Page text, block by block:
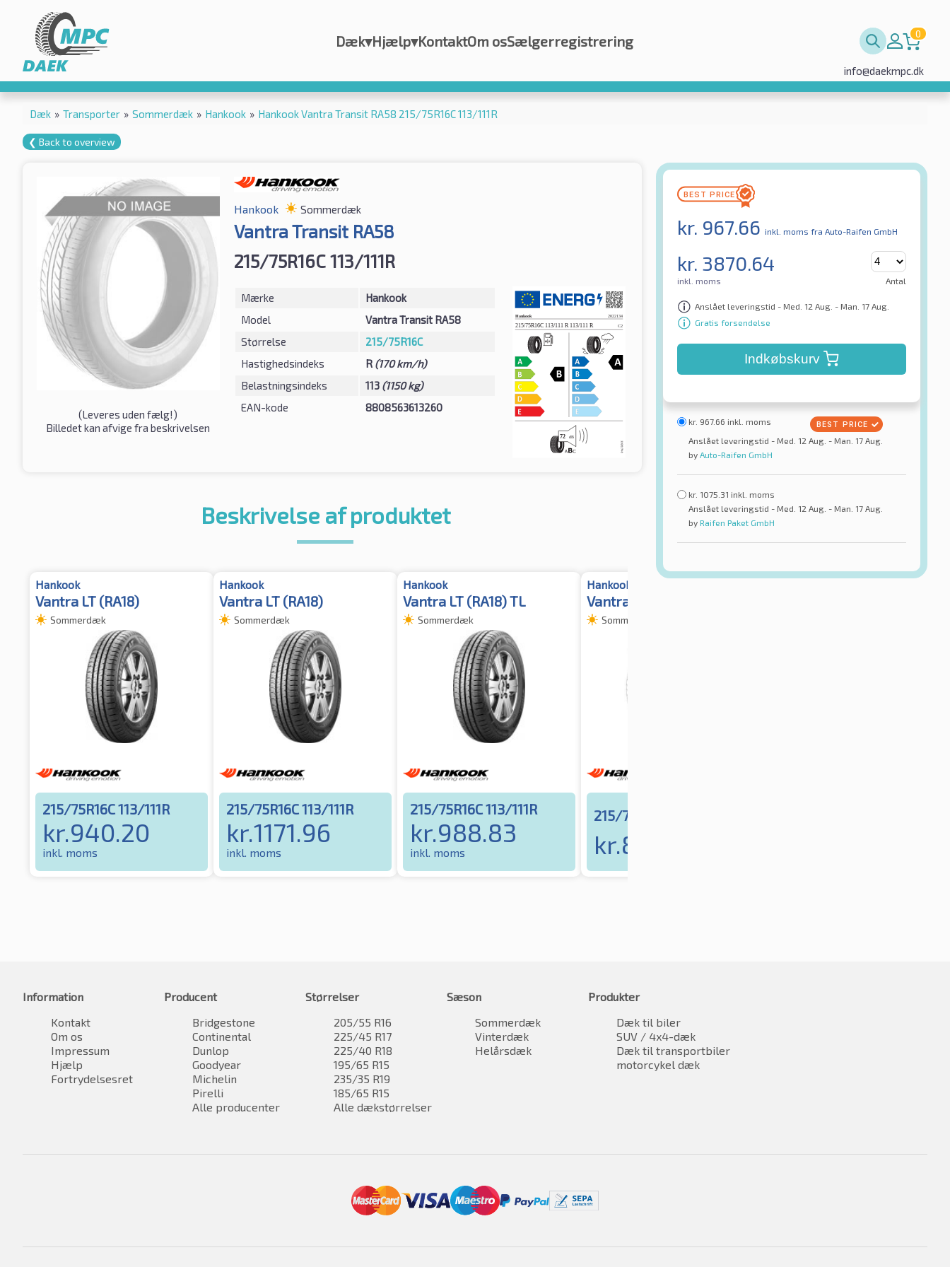
Dæk▾Hjælp▾KontaktOm osSælgerregistrering 0
info@daekmpc.dk
Dæk » Transporter » Sommerdæk » Hankook » Hankook Vantra Transit RA58 215/75R16C 113/111R
❮ Back to overview
(Leveres uden fælg!)
Billedet kan afvige fra beskrivelsen
Hankook Sommerdæk
Vantra Transit RA58
215/75R16C 113/111R
Mærke
Hankook
Model
Vantra Transit RA58
Størrelse
215/75R16C
Hastighedsindeks
R (170 km/h)
Belastningsindeks
113 (1150 kg)
EAN-kode
8808563613260
kr. 967.66 inkl. moms fra Auto-Raifen GmbH
kr. 3870.64
inkl. moms Antal
Anslået leveringstid - Med. 12 Aug. - Man. 17 Aug.
Gratis forsendelse
Indkøbskurv
kr. 967.66 inkl. moms
Anslået leveringstid - Med. 12 Aug. - Man. 17 Aug.
by Auto-Raifen GmbH
kr. 1075.31 inkl. moms
Anslået leveringstid - Med. 12 Aug. - Man. 17 Aug.
by Raifen Paket GmbH
Beskrivelse af produktet
Hankook
Vantra LT (RA18)
Sommerdæk
215/75R16C 113/111R
kr.940.20
inkl. moms
Hankook
Vantra LT (RA18)
Sommerdæk
215/75R16C 113/111R
kr.1171.96
inkl. moms
Hankook
Vantra LT (RA18) TL
Sommerdæk
215/75R16C 113/111R
kr.988.83
inkl. moms
Hankook
Vantra Transit RA58
Sommerdæk
215/75R16C 116/114R
kr.821.74
Information
Kontakt
Om os
Impressum
Hjælp
Fortrydelsesret
Producent
Bridgestone
Continental
Dunlop
Goodyear
Michelin
Pirelli
Alle producenter
Størrelser
205/55 R16
225/45 R17
225/40 R18
195/65 R15
235/35 R19
185/65 R15
Alle dækstørrelser
Sæson
Sommerdæk
Vinterdæk
Helårsdæk
Produkter
Dæk til biler
SUV / 4x4-dæk
Dæk til transportbiler
motorcykel dæk